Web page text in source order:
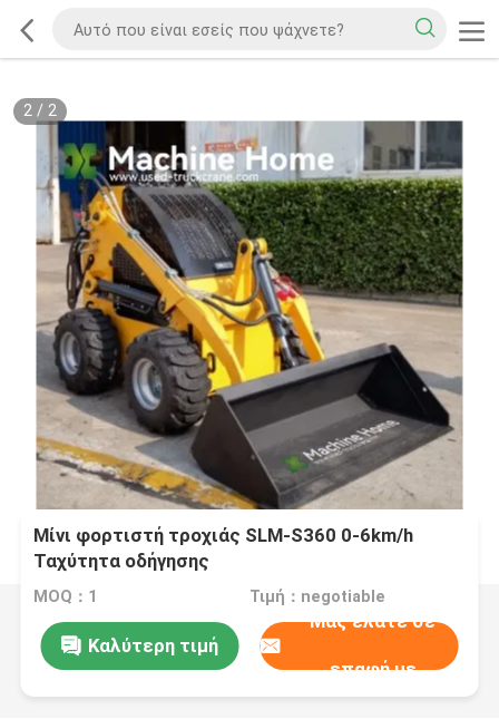
2/ 2
Μίνι φορτιστή τροχιάς SLM-S360 0-6km/h
Ταχύτητα οδήγησης
MOQ：1 Τιμή：negotiable
Καλύτερη τιμή
Μας ελάτε σε
επαφή με